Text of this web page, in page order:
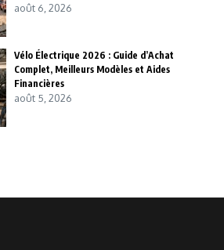
août 6, 2026
Vélo Électrique 2026 : Guide d’Achat
Complet, Meilleurs Modèles et Aides
Financières
août 5, 2026